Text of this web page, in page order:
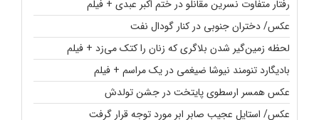
رفتار متفاوت نسرین مقانلو در ختم اکبر عبدی + فیلم
عکس/ دختران جنوبی در کنار گودال نفت
لحظه زمین‌گیر شدن بلاگری که زنان را کتک می‌زد + فیلم
بادیگارد تنومند نیوشا ضیغمی در یک مراسم + فیلم
عکس همسر ارسطوی پایتخت در جشن تولدش
عکس/ استایل عجیب صابر ابر مورد توجه قرار گرفت